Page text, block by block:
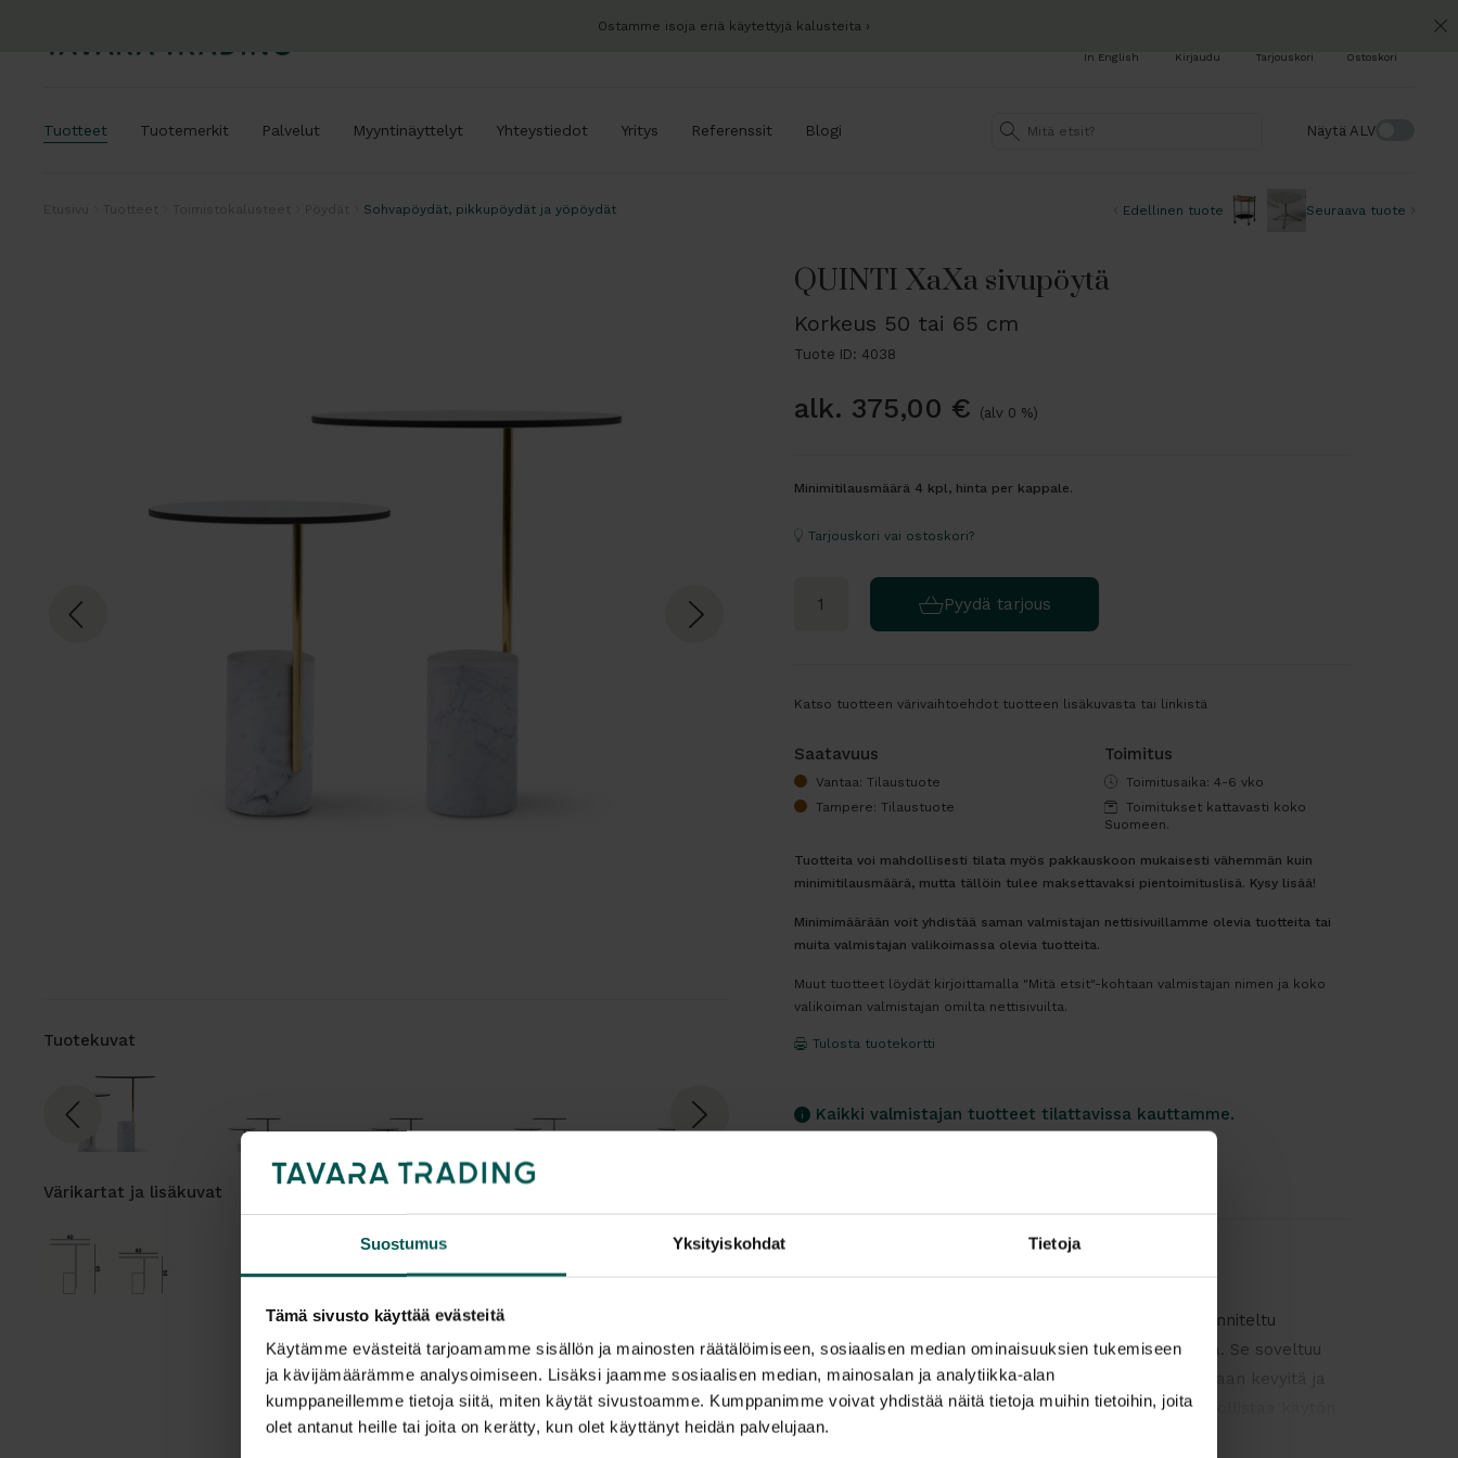
Suostumus Yksityiskohdat Tietoja
Tämä sivusto käyttää evästeitä
Käytämme evästeitä tarjoamamme sisällön ja mainosten räätälöimiseen, sosiaalisen median ominaisuuksien tukemiseen
ja kävijämäärämme analysoimiseen. Lisäksi jaamme sosiaalisen median, mainosalan ja analytiikka-alan
kumppaneillemme tietoja siitä, miten käytät sivustoamme. Kumppanimme voivat yhdistää näitä tietoja muihin tietoihin, joita
olet antanut heille tai joita on kerätty, kun olet käyttänyt heidän palvelujaan.
Ostamme isoja eriä käytettyjä kalusteita
Ostoskori
Tarjouskori
Kirjaudu
In English
Näytä ALV
Tuotteet Tuotemerkit Palvelut Myyntinäyttelyt Yhteystiedot Yritys Referenssit Blogi
Sohvapöydät, pikkupöydät ja yöpöydät Edellinen tuote Seuraava tuote
Tuotekuvat
Värikartat ja lisäkuvat
QUINTI XaXa sivupöytä
Korkeus 50 tai 65 cm
Tuote ID: 4038
alk. 375,00 € (alv 0 %)
Minimitilausmäärä 4 kpl, hinta per kappale.
Tarjouskori vai ostoskori?
Pyydä tarjous
Katso tuotteen värivaihtoehdot tuotteen lisäkuvasta tai linkistä
Saatavuus
Vantaa: Tilaustuote
Tampere: Tilaustuote
Toimitus
Toimitusaika: 4-6 vko
Toimitukset kattavasti koko
Suomeen.
Tuotteita voi mahdollisesti tilata myös pakkauskoon mukaisesti vähemmän kuin
minimitilausmäärä, mutta tällöin tulee maksettavaksi pientoimituslisä. Kysy lisää!
Minimimäärään voit yhdistää saman valmistajan nettisivuillamme olevia tuotteita tai
muita valmistajan valikoimassa olevia tuotteita.
Muut tuotteet löydät kirjoittamalla "Mitä etsit"-kohtaan valmistajan nimen ja koko
valikoiman valmistajan omilta nettisivuilta.
Tulosta tuotekortti
Kaikki valmistajan tuotteet tilattavissa kauttamme.
Quinti Xa Xa on pieni sivu- ja aputaso, joka on suunniteltu
täydentämään lounge- ja odotustilojen kalustusta. Se soveltuu
toimistoihin, aulatiloihin ja julkitiloihin, joissa tarvitaan kevyitä ja
helposti sijoitettavia pöytiä. Kompakti koko mahdollistaa käytön
yksittäisenä tai useamman pöydän ryhmissä.